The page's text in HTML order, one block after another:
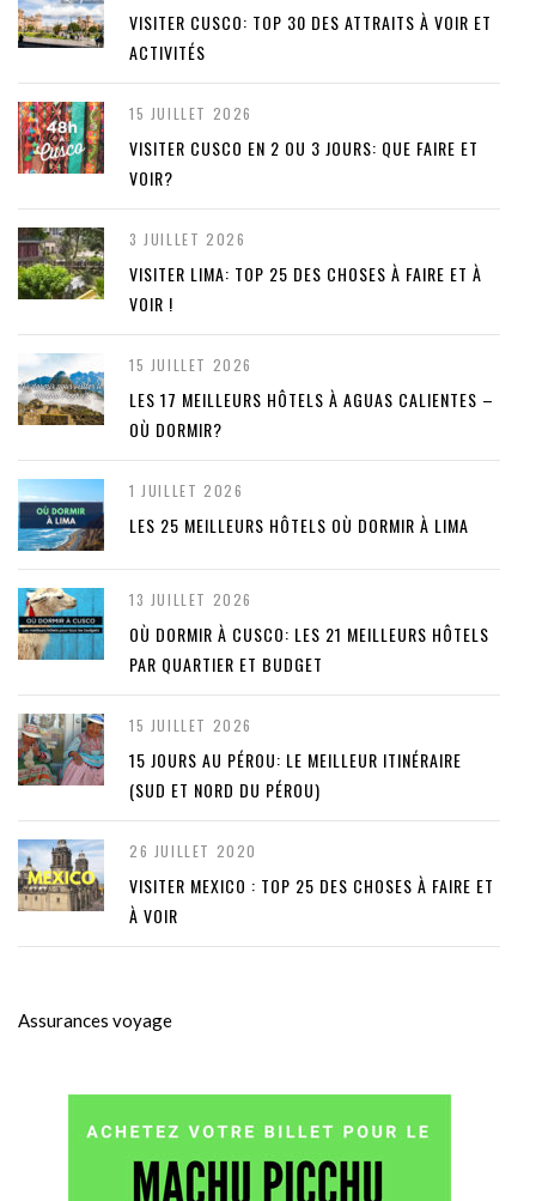
VISITER CUSCO: TOP 30 DES ATTRAITS À VOIR ET
ACTIVITÉS
15 JUILLET 2026
VISITER CUSCO EN 2 OU 3 JOURS: QUE FAIRE ET
VOIR?
3 JUILLET 2026
VISITER LIMA: TOP 25 DES CHOSES À FAIRE ET À
VOIR !
15 JUILLET 2026
LES 17 MEILLEURS HÔTELS À AGUAS CALIENTES –
OÙ DORMIR?
1 JUILLET 2026
LES 25 MEILLEURS HÔTELS OÙ DORMIR À LIMA
13 JUILLET 2026
OÙ DORMIR À CUSCO: LES 21 MEILLEURS HÔTELS
PAR QUARTIER ET BUDGET
15 JUILLET 2026
15 JOURS AU PÉROU: LE MEILLEUR ITINÉRAIRE
(SUD ET NORD DU PÉROU)
26 JUILLET 2020
VISITER MEXICO : TOP 25 DES CHOSES À FAIRE ET
À VOIR
Assurances voyage